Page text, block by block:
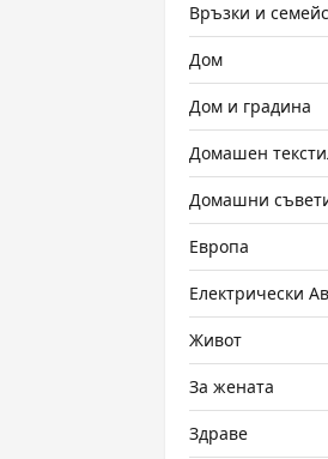
Връзки и
Дом
Дом и градина
Домашен
Домашни
Европа
Електрически
Живот
За жената
Здраве